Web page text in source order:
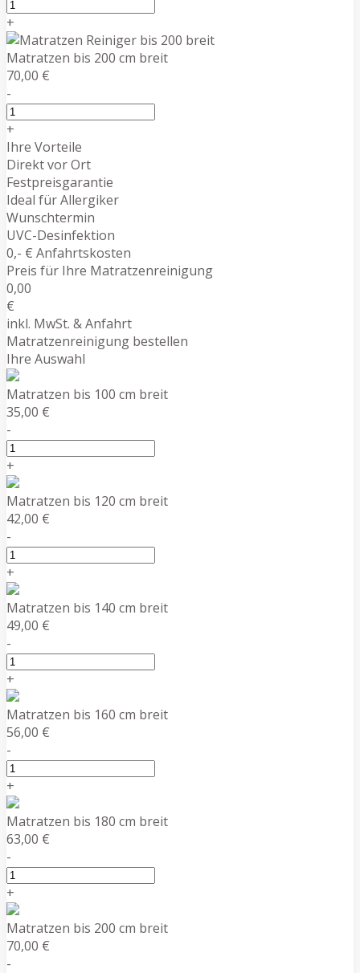
+
Matratzen bis 200 cm breit
70,00 €
-
+
Ihre Vorteile
Direkt vor Ort
Festpreisgarantie
Ideal für Allergiker
Wunschtermin
UVC-Desinfektion
0,- € Anfahrtskosten
Preis für Ihre Matratzenreinigung
0,00
€
inkl. MwSt. & Anfahrt
Matratzenreinigung bestellen
Ihre Auswahl
Matratzen bis 100 cm breit
35,00 €
-
+
Matratzen bis 120 cm breit
42,00 €
-
+
Matratzen bis 140 cm breit
49,00 €
-
+
Matratzen bis 160 cm breit
56,00 €
-
+
Matratzen bis 180 cm breit
63,00 €
-
+
Matratzen bis 200 cm breit
70,00 €
-